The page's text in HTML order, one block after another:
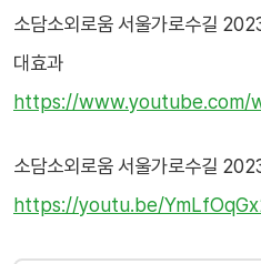
소담소외로움 서울가로수길
대효과
https://www.youtube.com/
소담소외로움 서울가로수길
https://youtu.be/